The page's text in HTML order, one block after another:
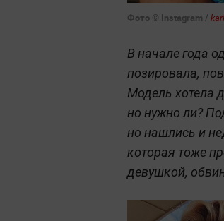
Фото © Instagram /
В начале года
позировала,
Модель хотела
но нужно ли?
но нашлись и
которая тоже
девушкой,